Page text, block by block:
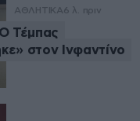
ΑΘΛΗΤΙΚΑ6 λ. πριν
Τέμπας
στον Ινφαντίνο